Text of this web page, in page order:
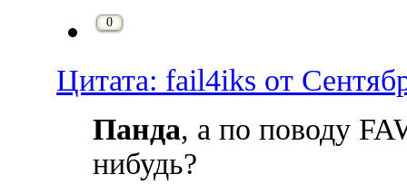
0
Цитата: fail4iks от
Панда, а по поводу
нибудь?